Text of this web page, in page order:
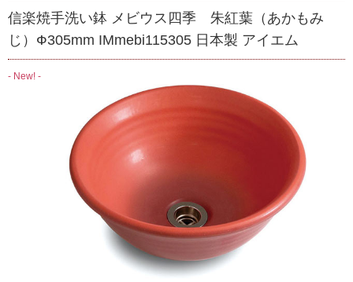
信楽焼手洗い鉢 メビウス四季 朱紅葉（あかもみ
じ）Ф305mm IMmebi115305 日本製 アイエム
- New! -